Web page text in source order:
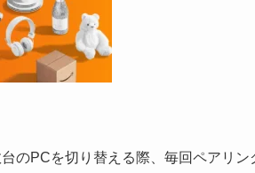
のPCを切り替える際、毎回ペアリン